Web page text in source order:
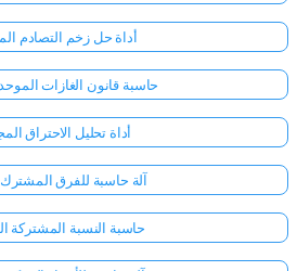
أداة حل زخم التصادم
حاسبة قانون الغازات الموحد
أداة تحليل الاحتراق
آلة حاسبة للفرق المشترك
حاسبة النسبة المشتركة